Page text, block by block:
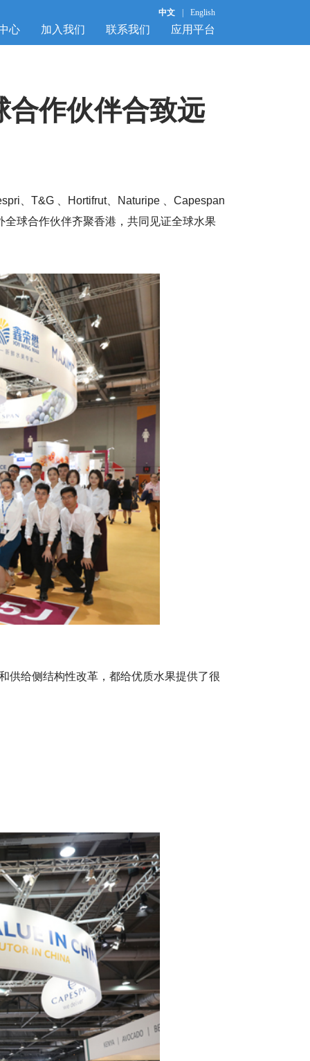
中文 English
心 加入我们 联系我们 应用平台
合作伙伴合致远
、T&G 、Hortifrut、Naturipe 、Capespan
球合作伙伴齐聚香港，共同见证全球水果
供给侧结构性改革，都给优质水果提供了很